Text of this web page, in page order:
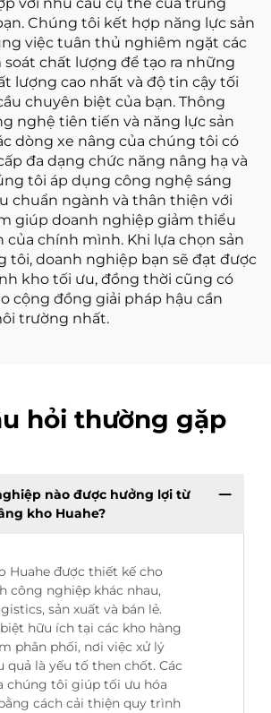
Chúng tôi kết hợp năng lực sản
việc tuân thủ nghiêm ngặt các
chất lượng để tạo ra những
lượng cao nhất và độ tin cậy tối
chuyên biệt của bạn. Thông
nghệ tiên tiến và năng lực sản
dòng xe nâng của chúng tôi có
đa dạng chức năng nâng hạ và
tôi áp dụng công nghệ sáng
chuẩn ngành và thân thiện với
giúp doanh nghiệp giảm thiểu
của chính mình. Khi lựa chọn sản
tôi, doanh nghiệp bạn sẽ đạt được
kho tối ưu, đồng thời cũng có
cộng đồng giải pháp hậu cần
trường nhất.
hỏi thường gặp
nào được hưởng lợi từ
kho Huahe?
Huahe được thiết kế cho
công nghiệp khác nhau,
sản xuất và bán lẻ.
hữu ích tại các kho hàng
phân phối, nơi việc xử lý
quả là yếu tố then chốt. Các
chúng tôi giúp tối ưu hóa
cách cải thiện quy trình